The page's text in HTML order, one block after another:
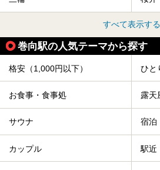
すべて表示する
巻向駅の人気テーマから探す
格安（1,000円以下） ひと
お食事・食事処 露天
サウナ 宿泊
カップル 駅近